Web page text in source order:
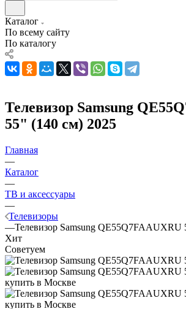
Каталог
По всему сайту
По каталогу
Телевизор Samsung
55" (140 см) 2025
Главная
—
Каталог
—
ТВ и аксессуары
—
Телевизоры
—Телевизор Samsung QE55Q7FAAUXRU
Хит
Советуем